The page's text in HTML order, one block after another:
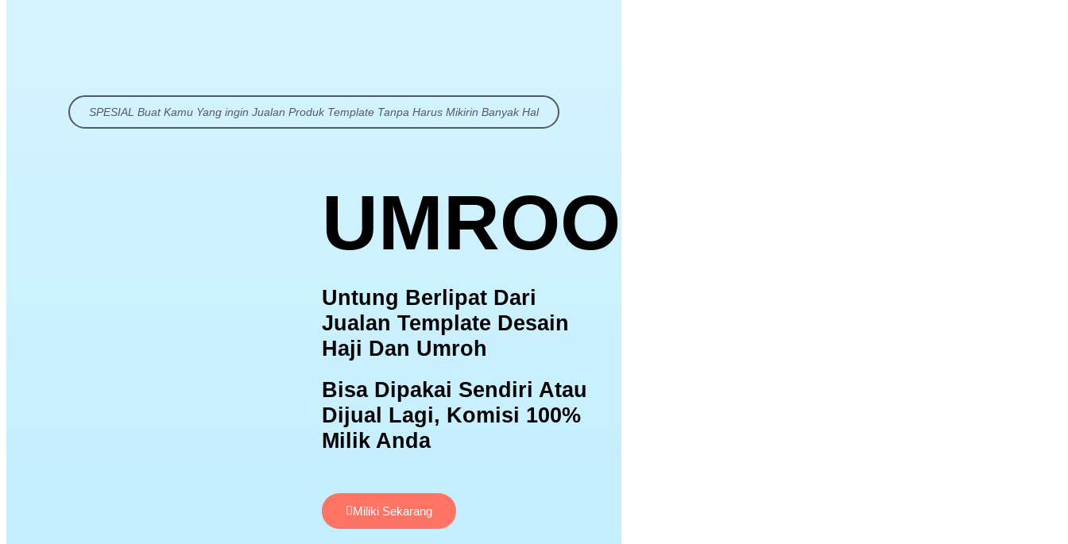
SPESIAL Buat Kamu Yang ingin Jualan Produk Template Tanpa Harus Mikirin Banyak Hal
UMROO
Untung Berlipat Dari
Jualan Template Desain
Haji Dan Umroh
Bisa Dipakai Sendiri Atau
Dijual Lagi, Komisi 100%
Milik Anda
Miliki Sekarang